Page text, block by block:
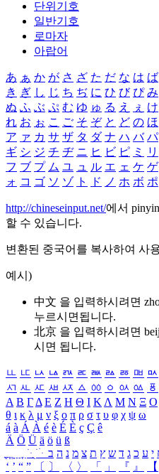
단위기호
일반기호
로마자
아랍어
あ ぁ か が さ ざ た だ な は ば
き ぎ し じ ち ぢ に ひ び ぴ み
ぬ ふ ぶ ぷ む ゆ ゅ る え ぇ け
れ お ぉ こ ご そ ぞ と ど の ほ
ア ァ カ サ ザ タ ダ ナ ハ バ パ
ギ シ ジ チ ヂ ニ ヒ ビ ピ ミ リ
フ ブ プ ム ユ ュ ル エ ェ ケ ゲ
ォ コ ゴ ソ ゾ ト ド ノ ホ ボ ポ
http://chineseinput.net/에서
할 수 있습니다.
변환된 중국어를 복사하여 사
예시)
中文 을 입력하시려면
누르시면됩니다.
北京 을 입력하시려면
시면 됩니다.
ㅥ ㅦ ㅧ ㅨ ㅩ ㅪ ㅫ ㅬ ㅭ ㅮ ㅯ
ㅺ ㅻ ㅼ ㅽ ㅾ ㅿ ㆀ ㆁ ㆂ ㆃ ㆄ
Α Β ΓΔ Ε Ζ Η Θ Ι ΚΛ Μ Ν Ξ Ο
θ ι κ λ μ ν ξ ο π ρ σ τ υ φ χ ψ ω
á à Á À é è É È ç Ç ê
Ä Ö Ü ä ö ü ß
ִֶֹ ֻּ ׁׂ י ע כ ג ד ש ץ ת צ מ נ ה ב
‘ ’ “ ” 〔 〕 〈 〉 「 」 『 』 【